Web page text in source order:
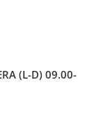
(L-D) 09.00-